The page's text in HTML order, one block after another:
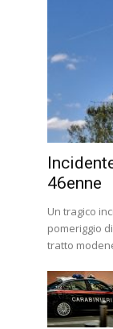
46enne
Un tragico
pomeriggio
tratto